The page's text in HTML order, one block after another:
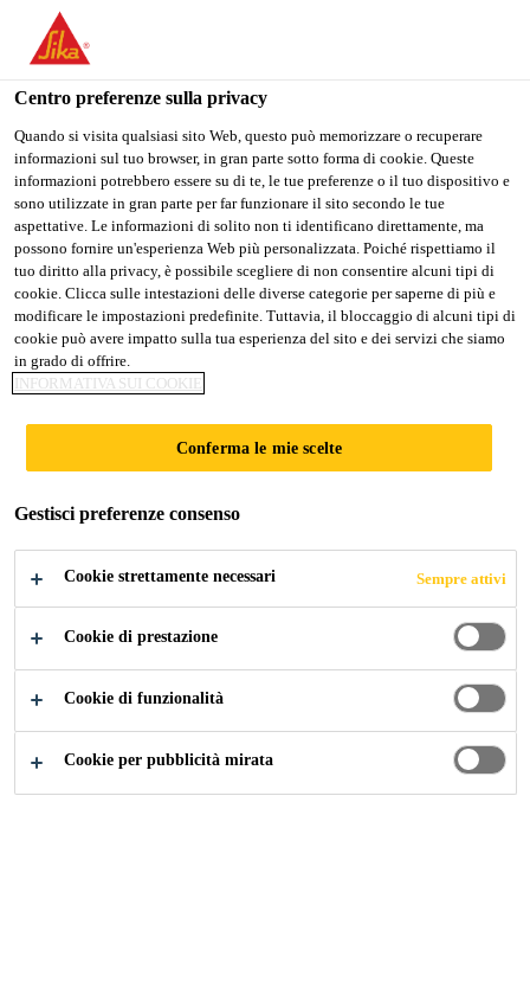
Stai visitando il sito web della "Sika Schweiz AG", sembra che si
stia accedendo da "Stati Uniti". Esiste un sito web separato per il
vostro paese.
PASSARE A
SIKA USA
RIMANERE SIKA
SCHWEIZ AG
SELEZIONARE
IL PAESE
Sika Schweiz AG
TRINITY
2020 PUTEAUX, FRANCE
Centro preferenze sulla privacy
Quando si visita qualsiasi sito Web, questo può memorizzare o recuperare
informazioni sul tuo browser, in gran parte sotto forma di cookie. Queste
informazioni potrebbero essere su di te, le tue preferenze o il tuo dispositivo e
sono utilizzate in gran parte per far funzionare il sito secondo le tue
aspettative. Le informazioni di solito non ti identificano direttamente, ma
possono fornire un'esperienza Web più personalizzata. Poiché rispettiamo il
tuo diritto alla privacy, è possibile scegliere di non consentire alcuni tipi di
cookie. Clicca sulle intestazioni delle diverse categorie per saperne di più e
modificare le impostazioni predefinite. Tuttavia, il bloccaggio di alcuni tipi di
cookie può avere impatto sulla tua esperienza del sito e dei servizi che siamo
in grado di offrire.
INFORMATIVA SUI COOKIE
Conferma le mie scelte
Gestisci preferenze consenso
Cookie strettamente necessari Sempre attivi
Cookie di prestazione
Cookie di funzionalità
Cookie per pubblicità mirata